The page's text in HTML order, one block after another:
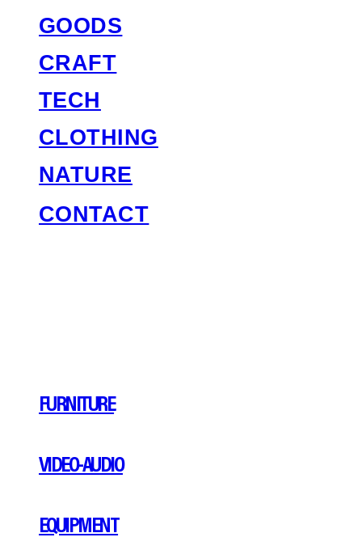
GOODS
CRAFT
TECH
CLOTHING
NATURE
CONTACT
FURNITURE
VIDEO-AUDIO
EQUIPMENT